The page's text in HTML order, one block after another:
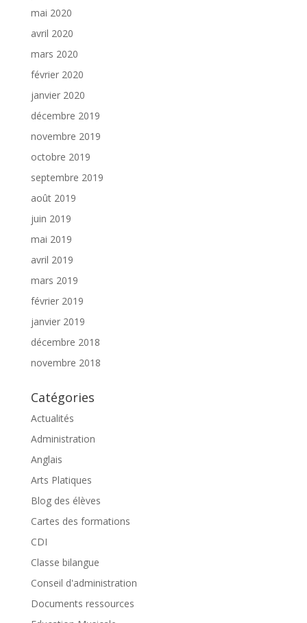
mai 2020
avril 2020
mars 2020
février 2020
janvier 2020
décembre 2019
novembre 2019
octobre 2019
septembre 2019
août 2019
juin 2019
mai 2019
avril 2019
mars 2019
février 2019
janvier 2019
décembre 2018
novembre 2018
Catégories
Actualités
Administration
Anglais
Arts Platiques
Blog des élèves
Cartes des formations
CDI
Classe bilangue
Conseil d'administration
Documents ressources